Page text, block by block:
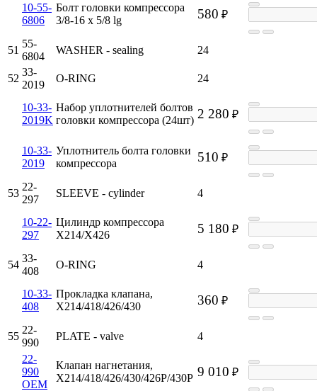
10-55-
6806
Болт головки компрессора
3/8-16 x 5/8 lg
580 ₽
51
55-
6804
WASHER - sealing 24
52
33-
2019
O-RING 24
10-33-
2019K
Набор уплотнителей болтов
головки компрессора (24шт) 2 280 ₽
10-33-
2019
Уплотнитель болта головки
компрессора
510 ₽
53
22-
297
SLEEVE - cylinder 4
10-22-
297
Цилиндр компрессора
X214/X426
5 180 ₽
54
33-
408
O-RING 4
10-33-
408
Прокладка клапана,
X214/418/426/430
360 ₽
55
22-
990
PLATE - valve
4
22-
990
OEM
Клапан нагнетания,
X214/418/426/430/426P/430P 9 010 ₽